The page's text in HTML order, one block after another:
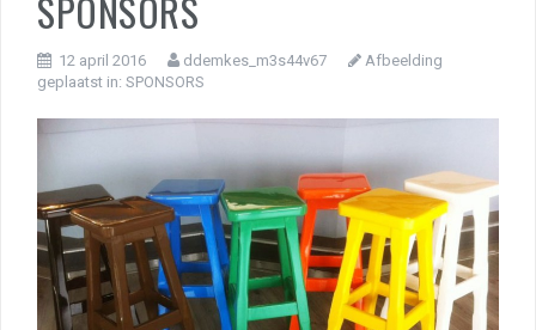
12 april 2016 ddemkes_m3s44v67
Afbeelding
geplaatst in: SPONSORS